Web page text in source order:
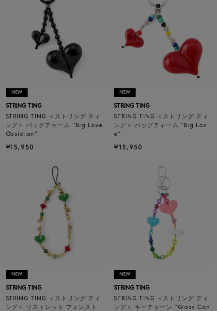
NEW
STRING TING
STRING TING ＜ストリング ティ
ング＞ バッグチャーム “Big Love
Obsidian“
¥15,950
NEW
STRING TING
STRING TING ＜ストリング ティ
ング＞ バッグチャーム “Big Lov
e“
¥15,950
NEW
STRING TING
STRING TING ＜ストリング ティ
ング＞ リストレット フォンスト
NEW
STRING TING
STRING TING ＜ストリング ティ
ング＞ キーチェーン “Glass Can